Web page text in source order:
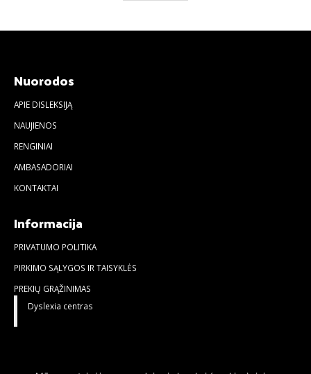
Nuorodos
APIE DISLEKSIJĄ
NAUJIENOS
RENGINIAI
AMBASADORIAI
KONTAKTAI
Informacija
PRIVATUMO POLITIKA
PIRKIMO SĄLYGOS IR TAISYKLĖS
PREKIŲ GRĄŽINIMAS
Dyslexia centras